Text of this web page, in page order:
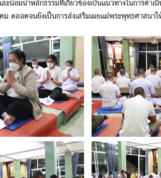
น้อมนำหลักธรรมที่เกี่ยวข้องเป็นแนวทางในการดำเ
ตลอดจนยังเป็นการส่งเสริมเผยแผ่พระพุทธศาสนา